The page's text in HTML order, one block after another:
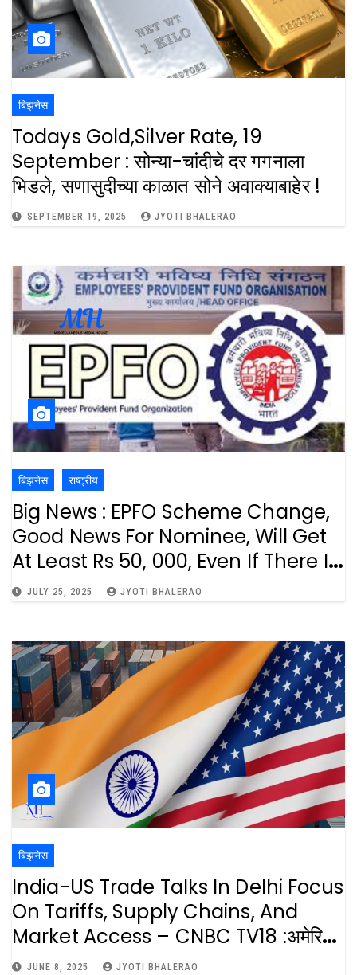
बिझनेस
Todays Gold,silver Rate, 19
September : सोन्या-चांदीचे दर गगनाला
भिडले, सणासुदीच्या काळात सोने अवाक्याबाहेर !
SEPTEMBER 19, 2025 JYOTI BHALERAO
बिझनेस राष्ट्रीय
Big News : EPFO Scheme Change,
Good News For Nominee, Will Get
At Least Rs 50, 000, Even If There Is
No Money In PF Account : EPFO मध्ये
नॉमिनीला मिळणार किमान 50,000
JULY 25, 2025 JYOTI BHALERAO
बिझनेस
India-US Trade Talks In Delhi Focus
On Tariffs, Supply Chains, And
Market Access – CNBC TV18 :अमेरिका
आणि भारत द्विपक्षीय व्यापार दुप्पट करण्यावर भर.
JUNE 8, 2025 JYOTI BHALERAO